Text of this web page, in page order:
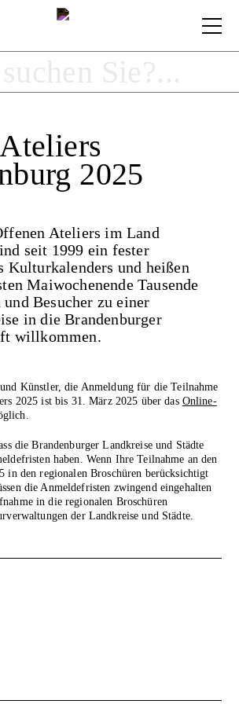
2025
Ateliers im Land
seit 1999 ein fester
Kulturkalenders und heißen
Maiwochenende Tausende
Besucher zu einer
in die Brandenburger
willkommen.
Künstler, die Anmeldung für die Teilnahme
2025 ist bis 31. März 2025 über das Online-
die Brandenburger Landkreise und Städte
haben. Wenn Ihre Teilnahme an den
in den regionalen Broschüren berücksichtigt
die Anmeldefristen zwingend eingehalten
in die regionalen Broschüren
der Landkreise und Städte.